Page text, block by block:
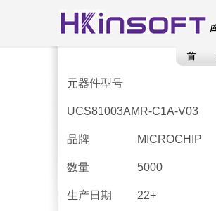
元器件型号
UCS81003AMR-C1A-V03
品牌 MICROCHIP
数量 5000
生产日期 22+